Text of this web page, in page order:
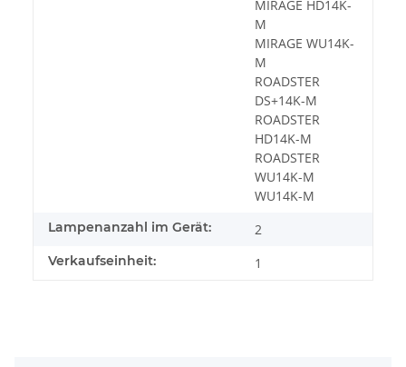
MIRAGE HD14K-
M
MIRAGE WU14K-
M
ROADSTER
DS+14K-M
ROADSTER
HD14K-M
ROADSTER
WU14K-M
WU14K-M
Lampenanzahl im Gerät: 2
Verkaufseinheit: 1